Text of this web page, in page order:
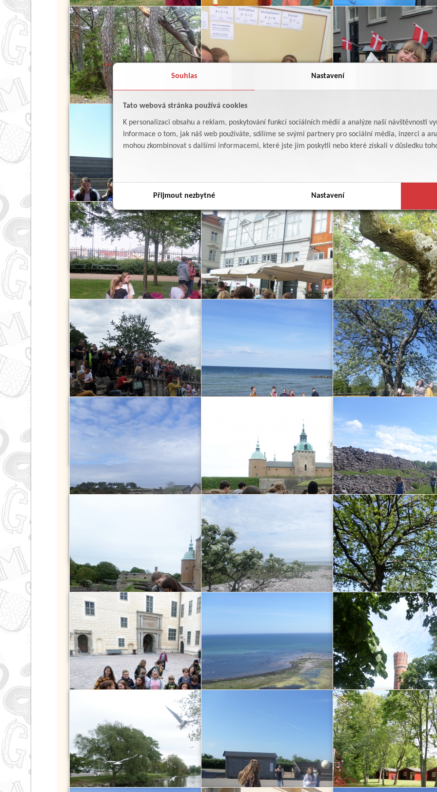
Souhlas Nastavení
Tato webová stránka používá cookies
K personalizaci obsahu a reklam, poskytování funkcí sociálních médií a analýze naší návštěvnosti
Informace o tom, jak náš web používáte, sdílíme se svými partnery pro sociální média, inzerci a
mohou zkombinovat s dalšími informacemi, které jste jim poskytli nebo které získali v důsledku
Přijmout nezbytné Nastavení